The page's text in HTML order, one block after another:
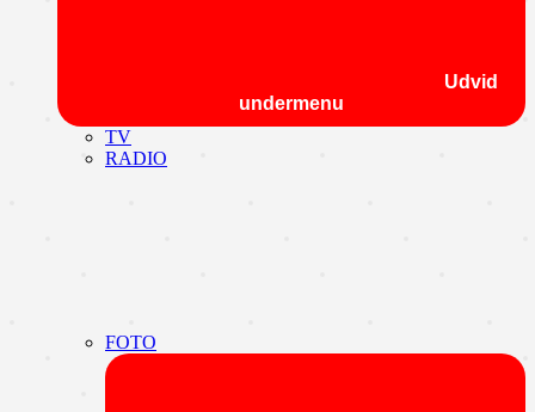
Udvid
undermenu
TV
RADIO
FOTO